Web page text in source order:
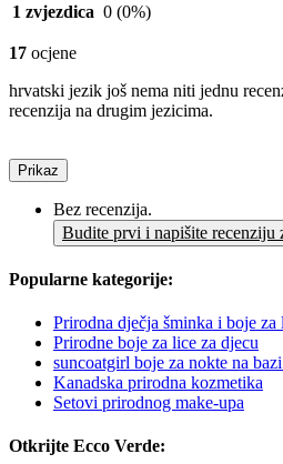
1 zvjezdica 0 (0%)
17 ocjene
hrvatski jezik još nema niti jednu
recenzija na drugim jezicima.
Prikaz
Bez recenzija.
Budite prvi i napišite recenziju
Popularne kategorije:
Prirodna dječja šminka i boje za
Prirodne boje za lice za djecu
suncoatgirl boje za nokte na
Kanadska prirodna kozmetika
Setovi prirodnog make-upa
Otkrijte Ecco Verde: